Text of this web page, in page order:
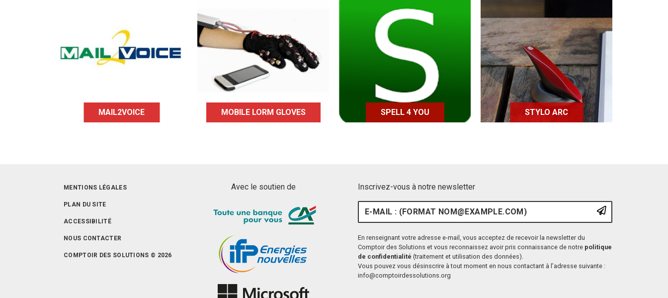
MAIL2VOICE
mail simplifiée et adaptée
qui possède un
enregistrement audio pour
l’envoi de mail et une
MOBILE LORM GLOVES
Les gants connectés
Mobile Lorm Gloves ont été
développés en faveur des
personnes en situation de
handicap visuel ou de
handicap auditif.
SPELL 4 YOU
Spell 4 you est une
application à destination
des personnes dyslexiques,
qui permet de prononcer et
d'épeler des mots afin de
faciliter l'écriture.
STYLO ARC
Le stylo ARC a été conçu
pour aider les personnes
souffrant de Parkinson afin
de leur permettre d'écrire
de manière lisible.
MENTIONS LÉGALES
PLAN DU SITE
ACCESSIBILITÉ
NOUS CONTACTER
COMPTOIR DES SOLUTIONS © 2026
Avec le soutien de Inscrivez-vous à notre newsletter
E-mail : (format nom@example.com)
En renseignant votre adresse e-mail, vous acceptez de recevoir la newsletter du
Comptoir des Solutions et vous reconnaissez avoir pris connaissance de notre politique
de confidentialité (traitement et utilisation des données).
Vous pouvez vous désinscrire à tout moment en nous contactant à l’adresse suivante :
info@comptoirdessolutions.org